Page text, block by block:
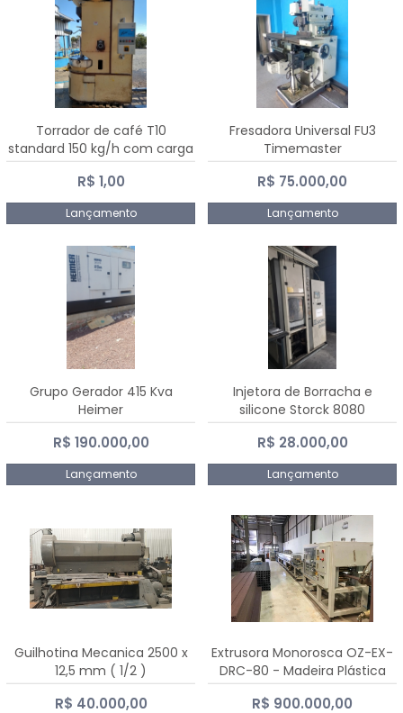
Torrador de café T10
standard 150 kg/h com carga
de 10 kg
R$ 1,00
Lançamento
Fresadora Universal FU3
Timemaster
R$ 75.000,00
Lançamento
Grupo Gerador 415 Kva
Heimer
R$ 190.000,00
Lançamento
Injetora de Borracha e
silicone Storck 8080
R$ 28.000,00
Lançamento
Guilhotina Mecanica 2500 x
12,5 mm ( 1/2 )
R$ 40.000,00
Extrusora Monorosca OZ-EX-
DRC-80 - Madeira Plástica
R$ 900.000,00